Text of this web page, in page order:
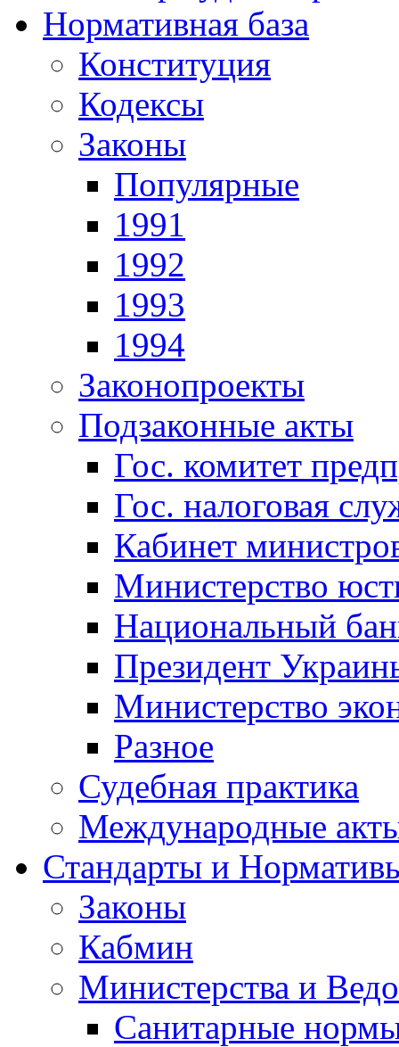
Нормативная база
Конституция
Кодексы
Законы
Популярные
1991
1992
1993
1994
Законопроекты
Подзаконные акты
Гос. комитет
Гос. налоговая
Кабинет
Министерство
Национальный
Президент
Министерство
Разное
Судебная практика
Международные
Стандарты и
Законы
Кабмин
Министерства и
Санитарные